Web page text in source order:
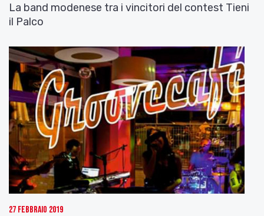
La band modenese tra i vincitori del contest Tieni
il Palco
27 Febbraio 2019